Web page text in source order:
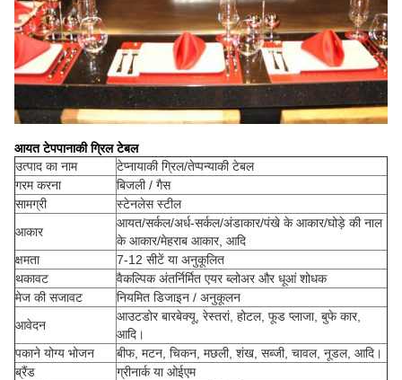
आयत टेपपानाकी ग्रिल टेबल
उत्पाद का नाम
टेप्नायाकी ग्रिल/तेप्पन्याकी टेबल
गरम करना
बिजली / गैस
सामग्री
स्टेनलेस स्टील
आकार
आयत/सर्कल/अर्ध-सर्कल/अंडाकार/पंखे के आकार/घोड़े की नाल
के आकार/मेहराब आकार, आदि
क्षमता
7-12 सीटें या अनुकूलित
थकावट
वैकल्पिक अंतर्निर्मित एयर ब्लोअर और धूआं शोधक
मेज की सजावट
नियमित डिजाइन / अनुकूलन
आवेदन
आउटडोर बारबेक्यू, रेस्तरां, होटल, फूड प्लाजा, बुफे कार,
आदि।
पकाने योग्य भोजन
बीफ, मटन, चिकन, मछली, शंख, सब्जी, चावल, नूडल, आदि।
ब्रैंड
ग्रीनार्क या ओईएम